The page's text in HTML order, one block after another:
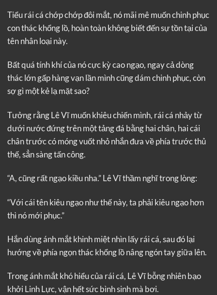
Tiểu rái cá chớp chớp đôi mắt, nó mãi mê muốn chinh phục
con thác khổng lồ, hoàn toàn không biết đến sự tồn tại của
tên nhân loại này.
Bất quá tính khí của nó cực kỳ cao ngạo, ngay cả dòng
thác lớn gấp hàng vạn lần mình cũng dám chinh phục, còn
sợ gì một kẻ lạ mặt sao?
Tưởng rằng Lê Vĩ muốn khiêu chiến mình, rái cá nhảy từ
dưới nước đứng trên một tảng đá bằng hai chân, hai cái
chân trước có móng vuốt nhỏ nhắn đưa về phía trước thủ
thế, sẳn sàng tấn công.
“A, cũng rất ngạo kiều nha.” Lê Vĩ thầm nghĩ trong lòng:
“Với cái tên kiêu ngạo như thế này, ta phải kiêu ngạo hơn
thì nó mới phục.”
Hắn dùng ánh mắt khinh miệt nhìn lấy rái cá, sau đó lại
hướng về phía ngọn thác khổng lồ nâng ngón tay giữa lên.
Trong ánh mắt khó hiểu của rái cá, Lê Vĩ bỗng nhiên bạo
khởi Linh Lực, vận hết sức bình sinh mà bơi.